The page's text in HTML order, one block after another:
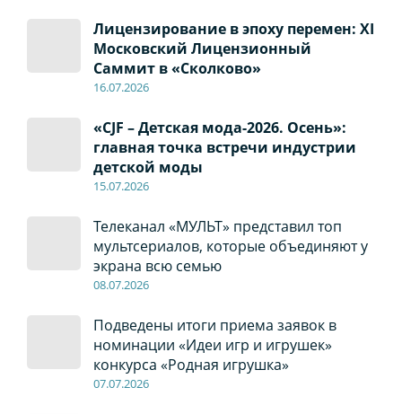
Лицензирование в эпоху перемен: XI
Московский Лицензионный
Саммит в «Сколково»
16.07.2026
«CJF – Детская мода-2026. Осень»:
главная точка встречи индустрии
детской моды
15.07.2026
Телеканал «МУЛЬТ» представил топ
мультсериалов, которые объединяют у
экрана всю семью
08.07.2026
Подведены итоги приема заявок в
номинации «Идеи игр и игрушек»
конкурса «Родная игрушка»
07.07.2026